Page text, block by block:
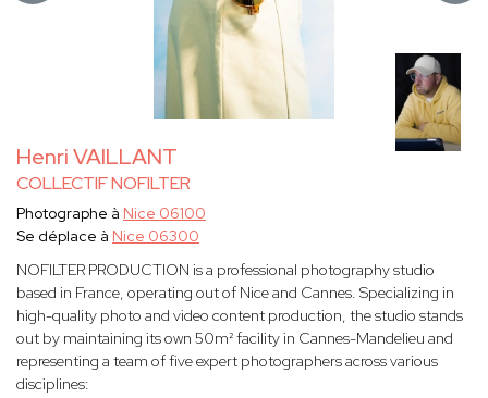
Henri VAILLANT
COLLECTIF NOFILTER
Photographe à Nice 06100
Se déplace à Nice 06300
NOFILTER PRODUCTION is a professional photography studio
based in France, operating out of Nice and Cannes. Specializing in
high-quality photo and video content production, the studio stands
out by maintaining its own 50m² facility in Cannes-Mandelieu and
representing a team of five expert photographers across various
disciplines: